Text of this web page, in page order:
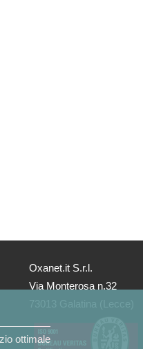
Oxanet.it S.r.l.
Via Monterosa n.32
ottimale